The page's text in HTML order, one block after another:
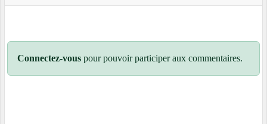
Connectez-vous pour pouvoir participer aux commentaires.